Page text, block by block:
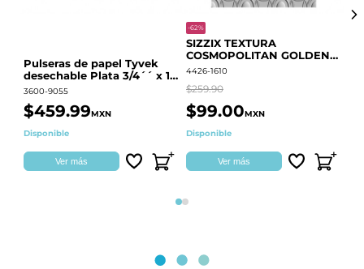
Pulseras de papel Tyvek
desechable Plata 3/4´´ x 10
´´
3600-9055
$459.99MXN
Disponible
Ver más
-62%
SIZZIX TEXTURA
COSMOPOLITAN GOLDEN
RINGS S.PARK 666700
4426-1610
$259.90
$99.00MXN
Disponible
Ver más
Página 1
Página 2